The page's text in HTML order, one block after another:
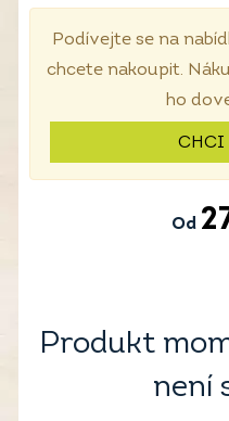
Podívejte se na
chcete nakoupit.
ho
CHCI
Od
Produkt
není